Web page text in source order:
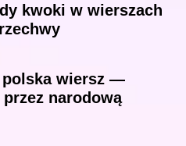
kwoki w wierszach
polska wiersz —
narodową